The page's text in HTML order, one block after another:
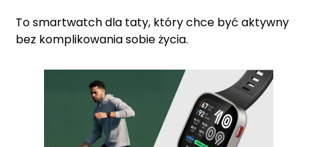
To smartwatch dla taty, który chce być aktywny
bez komplikowania sobie życia.